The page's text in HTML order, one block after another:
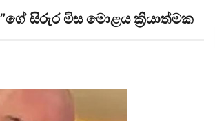
සිරුර මිස මොළය ක්‍රියාත්මක